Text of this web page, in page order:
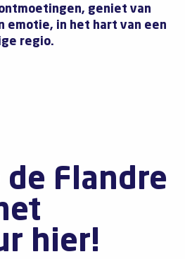
geniet van
emotie, in het hart van een
regio.
de Flandre
hier!